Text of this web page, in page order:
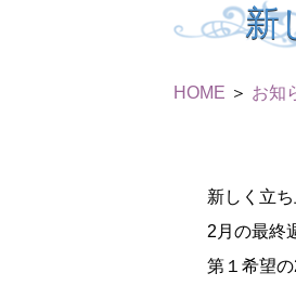
新
HOME ＞ お知
新しく立
2月の最終
第１希望